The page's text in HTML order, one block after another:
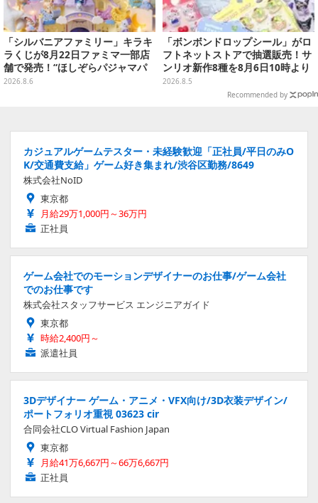
「シルバニアファミリー」キラキ
ラくじが8月22日ファミマ一部店
舗で発売！“ほしぞらパジャマパ
ーティ”をテーマに、お人形や建
2026.8.6
「ボンボンドロップシール」がロ
フトネットストアで抽選販売！サ
ンリオ新作8種を8月6日10時より
受付開始
2026.8.5
Recommended by
カジュアルゲームテスター・未経験歓迎「正社員/平日のみO
K/交通費支給」ゲーム好き集まれ/渋谷区勤務/8649
株式会社NoID
東京都
月給29万1,000円～36万円
正社員
ゲーム会社でのモーションデザイナーのお仕事/ゲーム会社
でのお仕事です
株式会社スタッフサービス エンジニアガイド
東京都
時給2,400円～
派遣社員
3Dデザイナー ゲーム・アニメ・VFX向け/3D衣装デザイン/
ポートフォリオ重視 03623 cir
合同会社CLO Virtual Fashion Japan
東京都
月給41万6,667円～66万6,667円
正社員